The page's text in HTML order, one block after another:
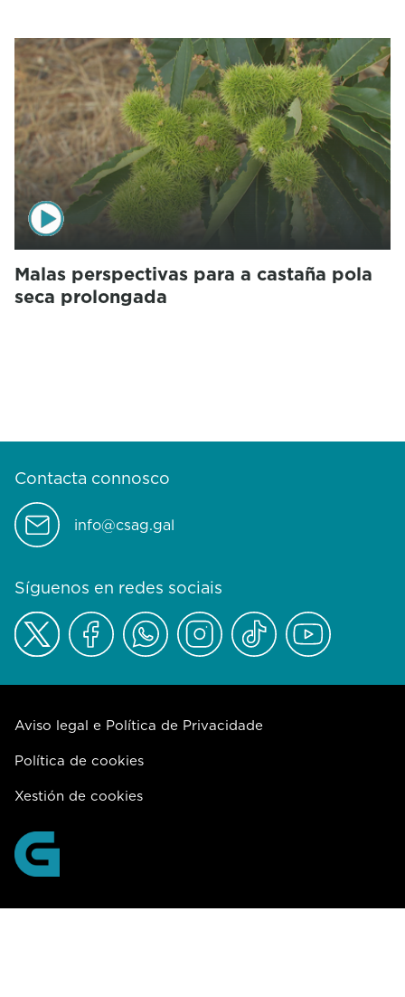
Malas perspectivas para a castaña pola
seca prolongada
Contacta connosco
info@csag.gal
Síguenos en redes sociais
Aviso legal e Política de Privacidade
Política de cookies
Xestión de cookies